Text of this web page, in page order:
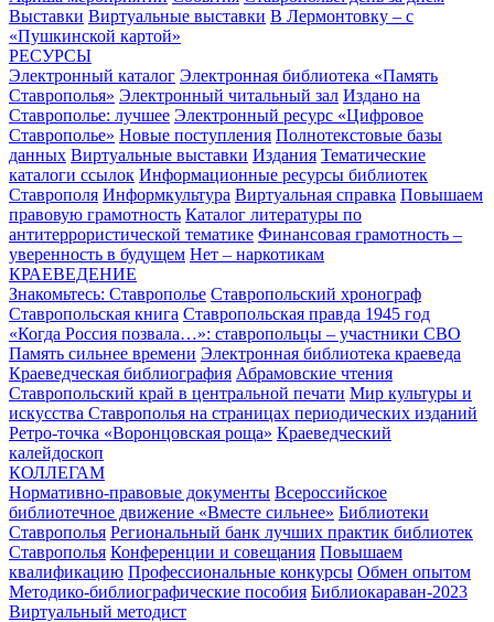
Выставки Виртуальные выставки В Лермонтовку – с
«Пушкинской картой»
РЕСУРСЫ
Электронный каталог Электронная библиотека «Память
Ставрополья» Электронный читальный зал Издано на
Ставрополье: лучшее Электронный ресурс «Цифровое
Ставрополье» Новые поступления Полнотекстовые базы
данных Виртуальные выставки Издания Тематические
каталоги ссылок Информационные ресурсы библиотек
Ставрополя Информкультура Виртуальная справка Повышаем
правовую грамотность Каталог литературы по
антитеррористической тематике Финансовая грамотность –
уверенность в будущем Нет – наркотикам
КРАЕВЕДЕНИЕ
Знакомьтесь: Ставрополье Ставропольский хронограф
Ставропольская книга Ставропольская правда 1945 год
«Когда Россия позвала…»: ставропольцы – участники СВО
Память сильнее времени Электронная библиотека краеведа
Краеведческая библиография Абрамовские чтения
Ставропольский край в центральной печати Мир культуры и
искусства Ставрополья на страницах периодических изданий
Ретро-точка «Воронцовская роща» Краеведческий
калейдоскоп
КОЛЛЕГАМ
Нормативно-правовые документы Всероссийское
библиотечное движение «Вместе сильнее» Библиотеки
Ставрополья Региональный банк лучших практик библиотек
Ставрополья Конференции и совещания Повышаем
квалификацию Профессиональные конкурсы Обмен опытом
Методико-библиографические пособия Библиокараван-2023
Виртуальный методист